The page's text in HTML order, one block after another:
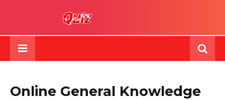
Online General Knowledge